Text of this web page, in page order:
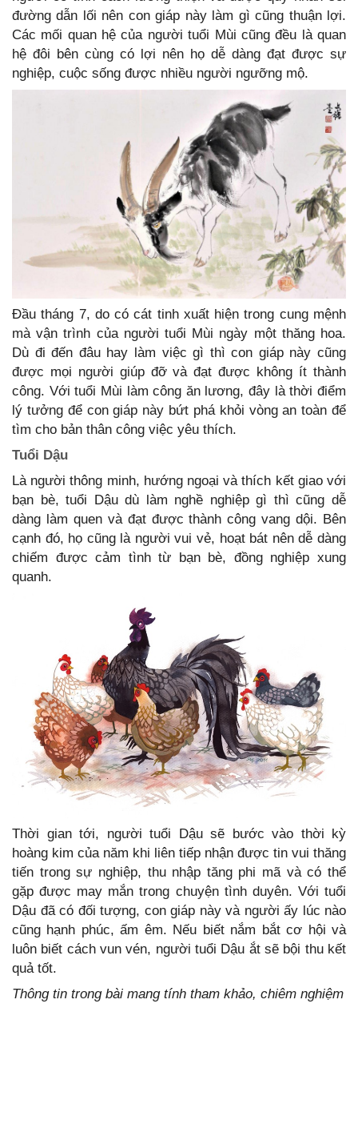
đường dẫn lối nên con giáp này làm gì cũng thuận lợi.
Các mối quan hệ của người tuổi Mùi cũng đều là quan
hệ đôi bên cùng có lợi nên họ dễ dàng đạt được sự
nghiệp, cuộc sống được nhiều người ngưỡng mộ.
Đầu tháng 7, do có cát tinh xuất hiện trong cung mệnh
mà vận trình của người tuổi Mùi ngày một thăng hoa.
Dù đi đến đâu hay làm việc gì thì con giáp này cũng
được mọi người giúp đỡ và đạt được không ít thành
công. Với tuổi Mùi làm công ăn lương, đây là thời điểm
lý tưởng để con giáp này bứt phá khỏi vòng an toàn để
tìm cho bản thân công việc yêu thích.
Tuổi Dậu
Là người thông minh, hướng ngoại và thích kết giao với
bạn bè, tuổi Dậu dù làm nghề nghiệp gì thì cũng dễ
dàng làm quen và đạt được thành công vang dội. Bên
cạnh đó, họ cũng là người vui vẻ, hoạt bát nên dễ dàng
chiếm được cảm tình từ bạn bè, đồng nghiệp xung
quanh.
Thời gian tới, người tuổi Dậu sẽ bước vào thời kỳ
hoàng kim của năm khi liên tiếp nhận được tin vui thăng
tiến trong sự nghiệp, thu nhập tăng phi mã và có thể
gặp được may mắn trong chuyện tình duyên. Với tuổi
Dậu đã có đối tượng, con giáp này và người ấy lúc nào
cũng hạnh phúc, ấm êm. Nếu biết nắm bắt cơ hội và
luôn biết cách vun vén, người tuổi Dậu ắt sẽ bội thu kết
quả tốt.
Thông tin trong bài mang tính tham khảo, chiêm nghiệm